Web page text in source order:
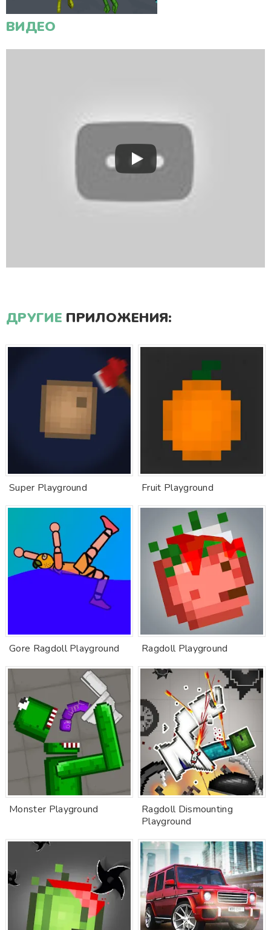
ВИДЕО
ДРУГИЕ ПРИЛОЖЕНИЯ:
Super Playground Fruit Playground
Gore Ragdoll Playground Ragdoll Playground
Monster Playground
Ragdoll Dismounting
Playground